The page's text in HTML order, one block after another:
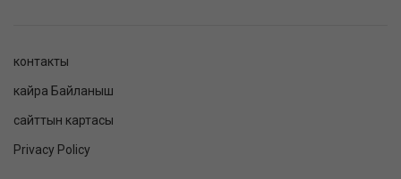
контакты
кайра Байланыш
сайттын картасы
Privacy Policy